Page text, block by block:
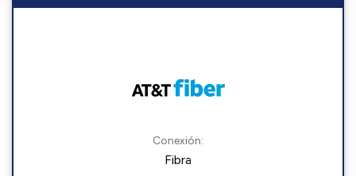
Conexión:
Fibra